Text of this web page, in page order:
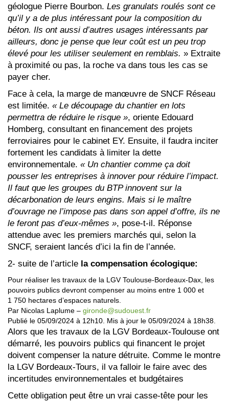
géologue Pierre Bourbon. Les granulats roulés sont ce
qu’il y a de plus intéressant pour la composition du
béton. Ils ont aussi d’autres usages intéressants par
ailleurs, donc je pense que leur coût est un peu trop
élevé pour les utiliser seulement en remblais. » Extraite
à proximité ou pas, la roche va dans tous les cas se
payer cher.
Face à cela, la marge de manœuvre de SNCF Réseau
est limitée. « Le découpage du chantier en lots
permettra de réduire le risque », oriente Edouard
Homberg, consultant en financement des projets
ferroviaires pour le cabinet EY. Ensuite, il faudra inciter
fortement les candidats à limiter la dette
environnementale. « Un chantier comme ça doit
pousser les entreprises à innover pour réduire l’impact.
Il faut que les groupes du BTP innovent sur la
décarbonation de leurs engins. Mais si le maître
d’ouvrage ne l’impose pas dans son appel d’offre, ils ne
le feront pas d’eux-mêmes », pose-t-il. Réponse
attendue avec les premiers marchés qui, selon la
SNCF, seraient lancés d’ici la fin de l’année.
2- suite de l’article la compensation écologique:
Pour réaliser les travaux de la LGV Toulouse-Bordeaux-Dax, les
pouvoirs publics devront compenser au moins entre 1 000 et
1 750 hectares d’espaces naturels.
Par Nicolas Laplume – gironde@sudouest.fr
Publié le 05/09/2024 à 12h10. Mis à jour le 05/09/2024 à 18h38.
Alors que les travaux de la LGV Bordeaux-Toulouse ont
démarré, les pouvoirs publics qui financent le projet
doivent compenser la nature détruite. Comme le montre
la LGV Bordeaux-Tours, il va falloir le faire avec des
incertitudes environnementales et budgétaires
Cette obligation peut être un vrai casse-tête pour les